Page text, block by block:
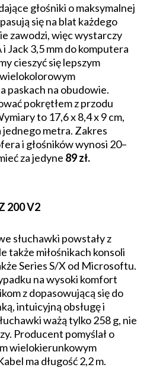
głośniki o maksymalnej
się na blat każdego
zawodzi, więc wystarczy
i Jack 3,5 mm do komputera
cieszyć się lepszym
paskach na obudowie.
pokrętłem z przodu
to 17,6 x 8,4 x 9 cm,
jednego metra. Zakres
i głośników wynosi 20–
za jedyne 89 zł.
200 V2
słuchawki powstały z
także miłośnikach konsoli
Series S/X od Microsoftu.
na wysoki komfort
z dopasowującą się do
intuicyjną obsługę i
ważą tylko 258 g, nie
Producent pomyślał o
wielokierunkowym
ma długość 2,2 m.